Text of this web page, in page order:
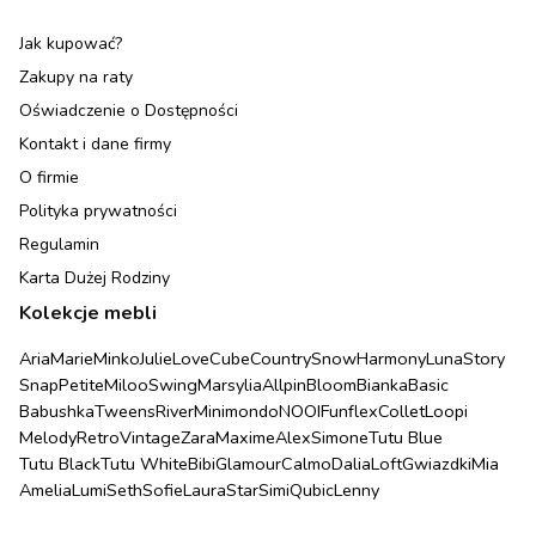
Jak kupować?
Zakupy na raty
Oświadczenie o Dostępności
Kontakt i dane firmy
O firmie
Polityka prywatności
Regulamin
Karta Dużej Rodziny
Kolekcje mebli
AriaMarieMinkoJulieLoveCubeCountrySnowHarmonyLunaStory
SnapPetiteMilooSwingMarsyliaAllpinBloomBiankaBasic
BabushkaTweensRiverMinimondoNOOIFunflexColletLoopi
MelodyRetroVintageZaraMaximeAlexSimoneTutu Blue
Tutu BlackTutu WhiteBibiGlamourCalmoDaliaLoftGwiazdkiMia
AmeliaLumiSethSofieLauraStarSimiQubicLenny